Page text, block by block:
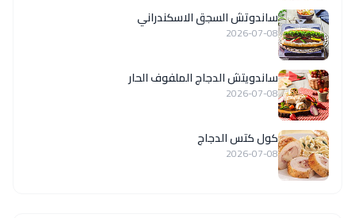
ساندوتش السجق الاسكندراني
2026-07-08
ساندويتش الدجاج الملفوف الحار
2026-07-08
كول كتس الدجاج
2026-07-08